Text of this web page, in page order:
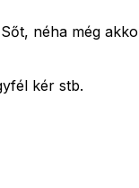
néha még
kér stb.